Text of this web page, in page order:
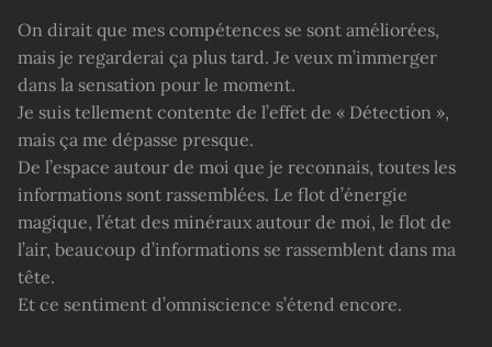
On dirait que mes compétences se sont améliorées,
mais je regarderai ça plus tard. Je veux m’immerger
dans la sensation pour le moment.
Je suis tellement contente de l’effet de « Détection »,
mais ça me dépasse presque.
De l’espace autour de moi que je reconnais, toutes les
informations sont rassemblées. Le flot d’énergie
magique, l’état des minéraux autour de moi, le flot de
l’air, beaucoup d’informations se rassemblent dans ma
tête.
Et ce sentiment d’omniscience s’étend encore.